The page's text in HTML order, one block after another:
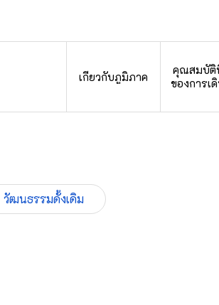
เกี่ยวกับภูมิภาค
คุณสมบัติ
ของการเ
วัฒนธรรมดั้งเดิม